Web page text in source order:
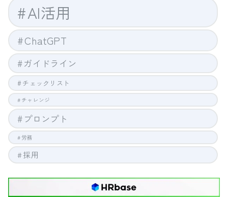
AI活用
ChatGPT
ガイドライン
チェックリスト
チャレンジ
プロンプト
労務
採用